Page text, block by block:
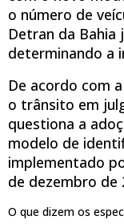
o número de
Detran da Bahia
determinando a
De acordo com
o trânsito em
questiona a
modelo de
implementado
de dezembro de
O que dizem os